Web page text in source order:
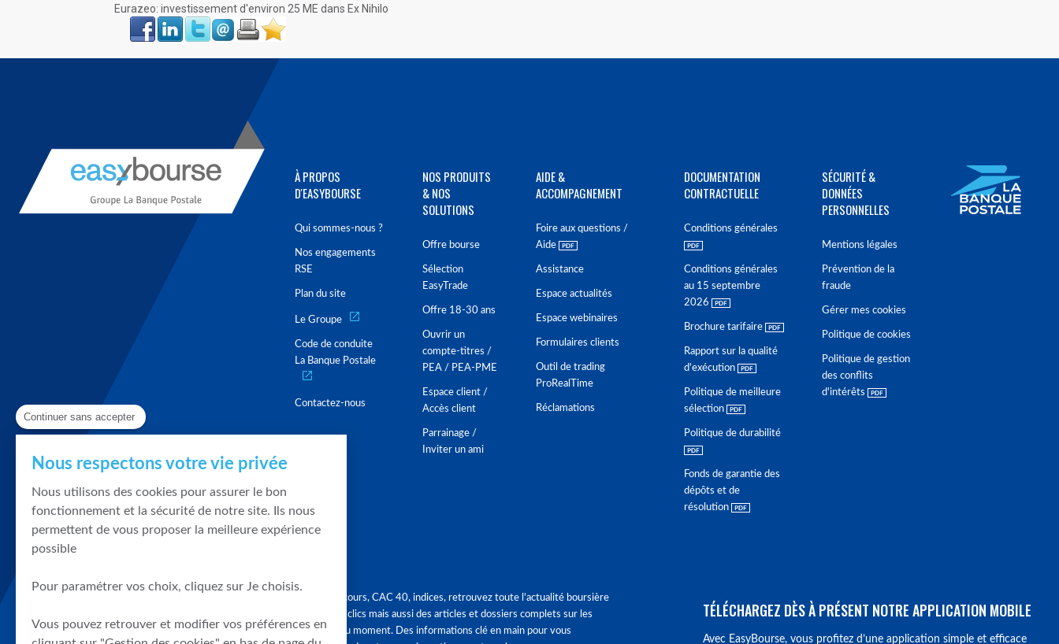
Eurazeo: investissement d'environ 25 ME dans Ex Nihilo
Face
book
LinkIn Twitter Envoyer ImprimerFavoris
À PROPOS
D'EASYBOURSE
Qui sommes-nous ?
Nos engagements
RSE
Plan du site
Le Groupe
Code de conduite
La Banque Postale
Contactez-nous
NOS PRODUITS
& NOS
SOLUTIONS
Offre bourse
Sélection
EasyTrade
Offre 18-30 ans
Ouvrir un
compte-titres /
PEA / PEA-PME
Espace client /
Accès client
Parrainage /
Inviter un ami
AIDE &
ACCOMPAGNEMENT
Foire aux questions /
Aide
Assistance
Espace actualités
Espace webinaires
Formulaires clients
Outil de trading
ProRealTime
Réclamations
DOCUMENTATION
CONTRACTUELLE
Conditions générales
Conditions générales
au 15 septembre
2026
Brochure tarifaire
Rapport sur la qualité
d'exécution
Politique de meilleure
sélection
Politique de durabilité
Fonds de garantie des
dépôts et de
résolution
SÉCURITÉ &
DONNÉES
PERSONNELLES
Mentions légales
Prévention de la
fraude
Gérer mes cookies
Politique de cookies
Politique de gestion
des conflits
d'intérêts
Graphique, cours, CAC 40, indices, retrouvez toute l'actualité boursière
en quelques clics mais aussi des articles et dossiers complets sur les
tendances du moment. Des informations clé en main pour vous
TÉLÉCHARGEZ DÈS À PRÉSENT NOTRE APPLICATION MOBILE
Avec EasyBourse, vous profitez d’une application simple et efficace
Continuer sans accepter
Nous respectons votre vie privée
Nous utilisons des cookies pour assurer le bon
fonctionnement et la sécurité de notre site. Ils nous
permettent de vous proposer la meilleure expérience
possible
Pour paramétrer vos choix, cliquez sur Je choisis.
Vous pouvez retrouver et modifier vos préférences en